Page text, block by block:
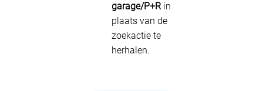
garage/P+R in
plaats van de
zoekactie te
herhalen.